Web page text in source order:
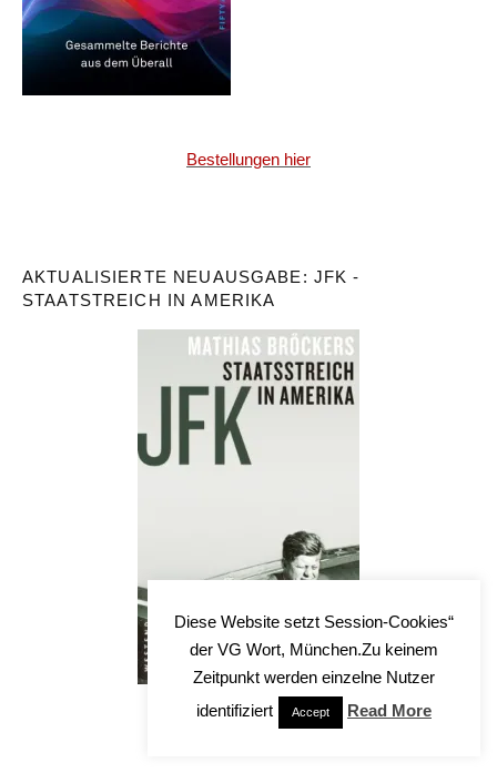
Bestellungen hier
AKTUALISIERTE NEUAUSGABE: JFK -
STAATSTREICH IN AMERIKA
Diese Website setzt Session-Cookies“
der VG Wort, München.Zu keinem
Zeitpunkt werden einzelne Nutzer
identifiziert
Accept Read More